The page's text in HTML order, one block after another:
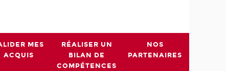
MES
ACQUIS
RÉALISER UN
BILAN DE
COMPÉTENCES
NOS
PARTENAIRES